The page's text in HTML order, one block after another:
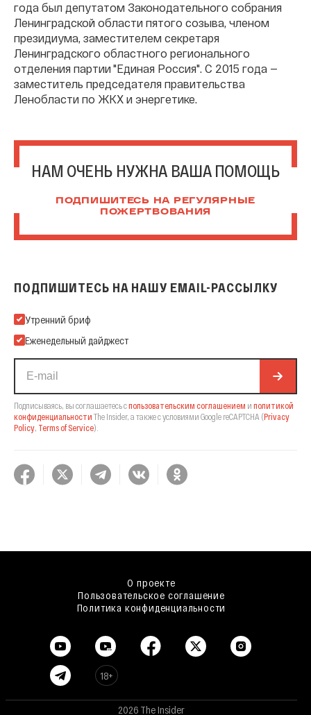
года был депутатом Законодательного собрания
Ленинградской области пятого созыва, членом
президиума, заместителем секретаря
Ленинградского областного регионального
отделения партии "Единая Россия". С 2015 года —
заместитель председателя правительства
Ленобласти по ЖКХ и энергетике.
НАМ ОЧЕНЬ НУЖНА ВАША ПОМОЩЬ
ПОДПИШИТЕСЬ НА РЕГУЛЯРНЫЕ
ПОЖЕРТВОВАНИЯ
ПОДПИШИТЕСЬ НА НАШУ EMAIL-РАССЫЛКУ
Подпишитесь на нашу Email-рассылку
Утренний бриф
Еженедельный дайджест
Подписываясь, вы соглашаетесь спользовательским соглашением и политикой
конфиденциальности The Insider, а также с условиями Google reCAPTCHA (Privacy
Policy, Terms of Service).
О проекте
Пользовательское соглашение
Политика конфиденциальности
18+
2026 The Insider